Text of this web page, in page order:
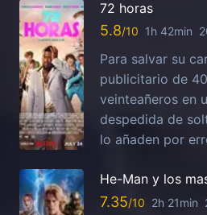
72 horas
5.8 1h 42min
Para salvar su
publicitario de
veinteañeros en
despedida de
lo añaden por
He-Man y los
7.35 2h 21min